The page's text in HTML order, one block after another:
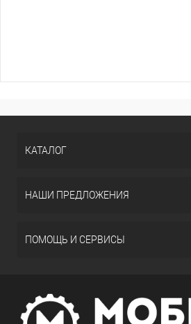
КАТАЛОГ
НАШИ ПРЕДЛОЖЕНИЯ
ПОМОЩЬ И СЕРВИСЫ